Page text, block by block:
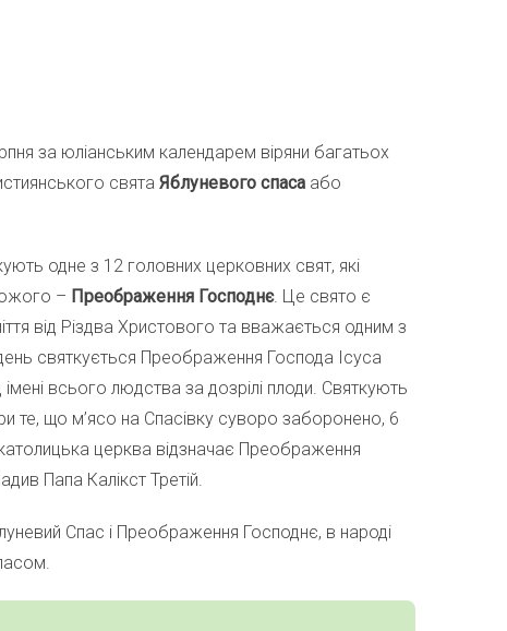
за юліанським календарем віряни багатьох
свята Яблуневого спаса або
одне з 12 головних церковних свят, які
– Преображення Господнє. Це свято є
від Різдва Христового та вважається одним з
святкується Преображення Господа Ісуса
всього людства за дозрілі плоди. Святкують
те, що м’ясо на Спасівку суворо заборонено, 6
церква відзначає Преображення
Папа Калікст Третій.
Спас і Преображення Господнє, в народі